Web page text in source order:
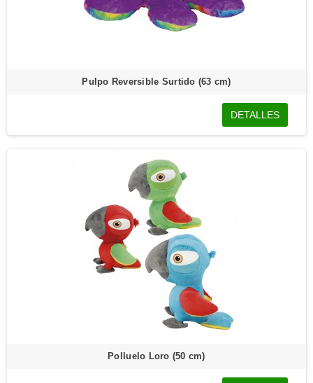
Pulpo Reversible Surtido (63 cm)
DETALLES
Polluelo Loro (50 cm)